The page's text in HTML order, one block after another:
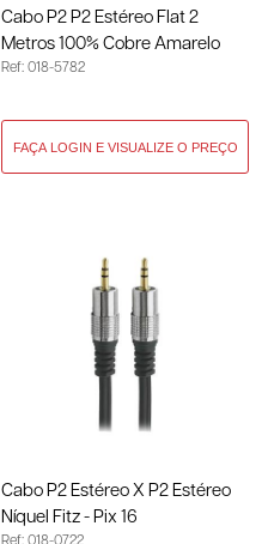
Cabo P2 P2 Estéreo Flat 2
Metros 100% Cobre Amarelo
018-5782
Ref: 018-5782
Cabo P2 Estéreo X P2 Estéreo
Níquel Fitz - Pix 16